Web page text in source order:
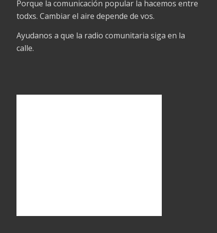
Porque la comunicación popular la hacemos entre
todxs. Cambiar el aire depende de vos.
Ayudanos a que la radio comunitaria siga en la
calle.